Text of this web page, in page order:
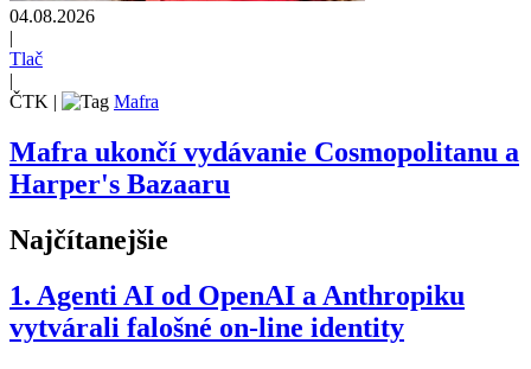
04.08.2026
|
Tlač
|
ČTK | Mafra
Mafra ukončí vydávanie Cosmopolitanu a
Harper's Bazaaru
Najčítanejšie
1. Agenti AI od OpenAI a Anthropiku
vytvárali falošné on-line identity